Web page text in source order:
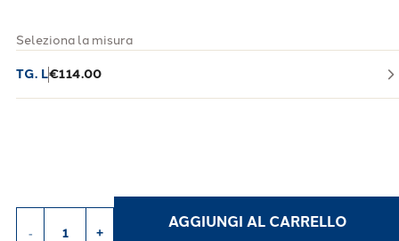
Seleziona la misura
TG. L€114.00
- +
AGGIUNGI AL CARRELLO